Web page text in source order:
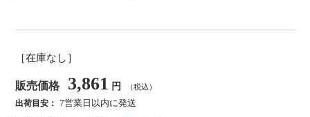
［在庫なし］
販売価格 3,861 円 （税込）
出荷目安： 7営業日以内に発送